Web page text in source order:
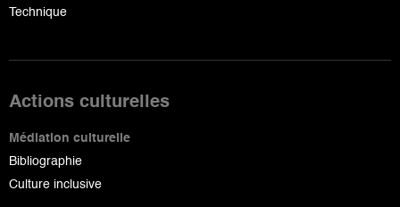
Technique
Actions culturelles
Médiation culturelle
Bibliographie
Culture inclusive